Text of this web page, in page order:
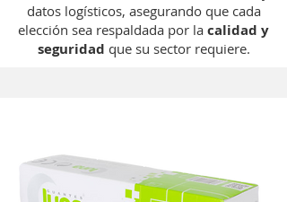
datos logísticos, asegurando que cada
elección sea respaldada por la calidad y
seguridad que su sector requiere.